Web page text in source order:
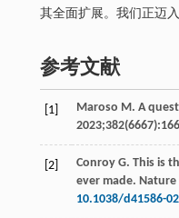
其全面扩展。我们正迈
参考文献
[1] Maroso M. A
2023;382
[2] Conroy G. This is
ever made. Nature
10.1038/d41586-